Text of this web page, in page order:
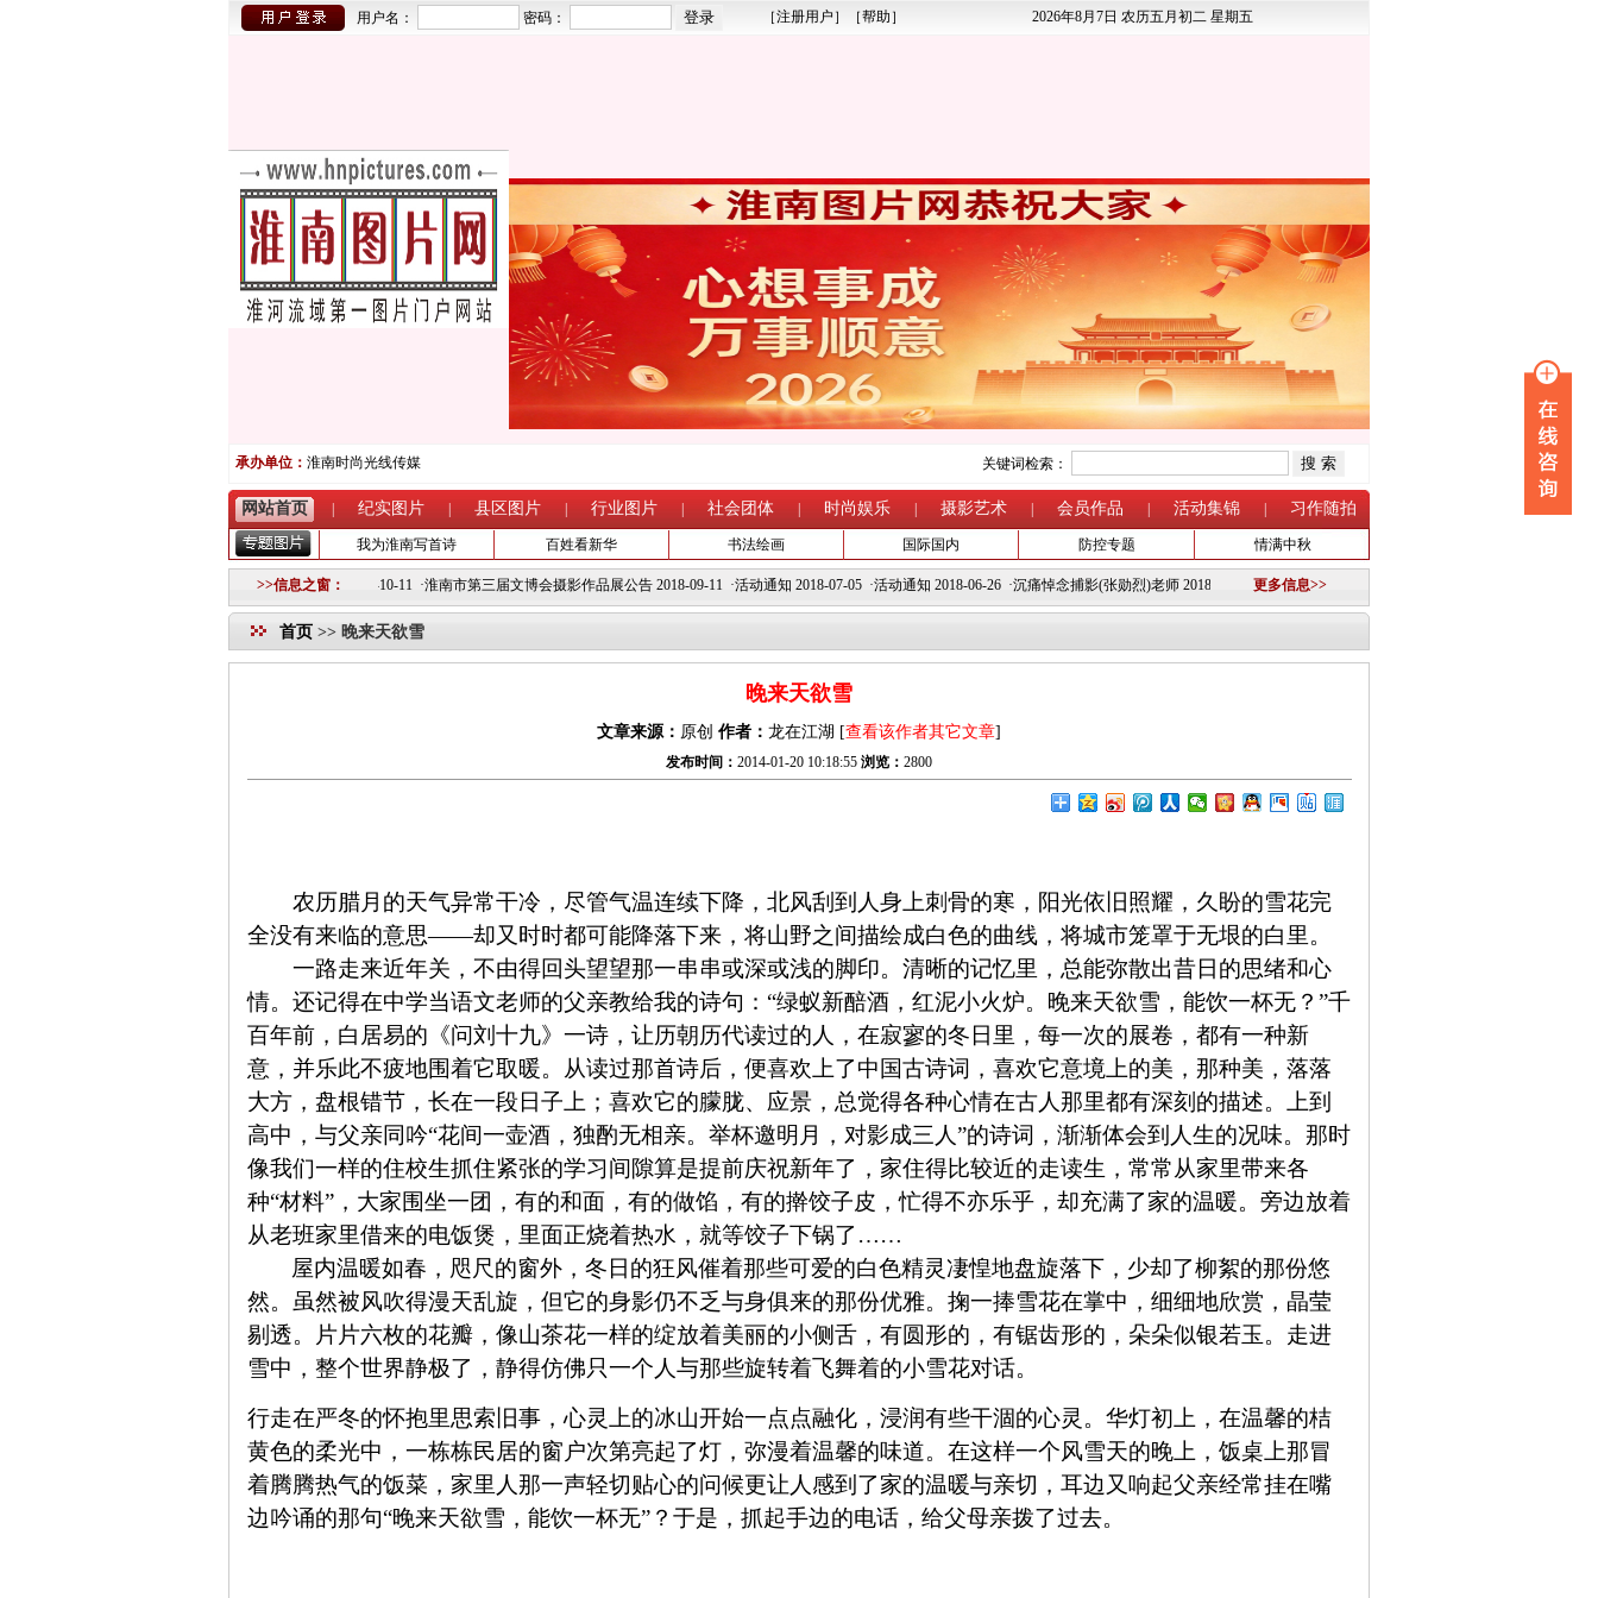
用户名： 密码： ［注册用户 ］［帮助 ］ 2026年8月7日 农历五月初二 星期五
承办单位： 淮南时尚光线传媒 关键词检索：
网站首页 纪实图片 县区图片 行业图片 社会团体 时尚娱乐 摄影艺术 会员作品 活动集锦 习作随拍
我为淮南写首诗 百姓看新华 书法绘画 国际国内 防控专题 情满中秋
>>信息之窗：
重要信息2018-10-11 ·淮南市第三届文博会摄影作品展公告2018-09-11 ·活动通知2018-07-05 ·活动通知2018-06-26 ·沉痛悼念捕影(张勋烈)老师2018-05-25 关于组建淮南图片网模特队的公告
更多信息>>
首页 >> 晚来天欲雪
晚来天欲雪
文章来源： 原创 作者： 龙在江湖 [查看该作者其它文章]
发布时间： 2014-01-20 10:18:55 浏览： 2800
农历腊月的天气异常干冷，尽管气温连续下降，北风刮到人身上刺骨的寒，阳光依旧照耀，久盼的雪花完
全没有来临的意思——却又时时都可能降落下来，将山野之间描绘成白色的曲线，将城市笼罩于无垠的白里。
一路走来近年关，不由得回头望望那一串串或深或浅的脚印。清晰的记忆里，总能弥散出昔日的思绪和心
情。还记得在中学当语文老师的父亲教给我的诗句：“绿蚁新醅酒，红泥小火炉。晚来天欲雪，能饮一杯无？”千
百年前，白居易的《问刘十九》一诗，让历朝历代读过的人，在寂寥的冬日里，每一次的展卷，都有一种新
意，并乐此不疲地围着它取暖。从读过那首诗后，便喜欢上了中国古诗词，喜欢它意境上的美，那种美，落落
大方，盘根错节，长在一段日子上；喜欢它的朦胧、应景，总觉得各种心情在古人那里都有深刻的描述。上到
高中，与父亲同吟“花间一壶酒，独酌无相亲。举杯邀明月，对影成三人”的诗词，渐渐体会到人生的况味。那时
像我们一样的住校生抓住紧张的学习间隙算是提前庆祝新年了，家住得比较近的走读生，常常从家里带来各
种“材料”，大家围坐一团，有的和面，有的做馅，有的擀饺子皮，忙得不亦乐乎，却充满了家的温暖。旁边放着
从老班家里借来的电饭煲，里面正烧着热水，就等饺子下锅了……
屋内温暖如春，咫尺的窗外，冬日的狂风催着那些可爱的白色精灵凄惶地盘旋落下，少却了柳絮的那份悠
然。虽然被风吹得漫天乱旋，但它的身影仍不乏与身俱来的那份优雅。掬一捧雪花在掌中，细细地欣赏，晶莹
剔透。片片六枚的花瓣，像山茶花一样的绽放着美丽的小侧舌，有圆形的，有锯齿形的，朵朵似银若玉。走进
雪中，整个世界静极了，静得仿佛只一个人与那些旋转着飞舞着的小雪花对话。
行走在严冬的怀抱里思索旧事，心灵上的冰山开始一点点融化，浸润有些干涸的心灵。 华灯初上，在温馨的桔
黄色的柔光中，一栋栋民居的窗户次第亮起了灯， 弥漫着温馨的味道。 在这样一个风雪天的晚上，饭桌上那冒
着腾腾热气的饭菜，家里人那一声轻切贴心的问候更让人感到了家的温暖与亲切，耳边又响起父亲经常挂在嘴
边吟诵的那句“晚来天欲雪，能饮一杯无”？于是，抓起手边的电话，给父母亲拨了过去。